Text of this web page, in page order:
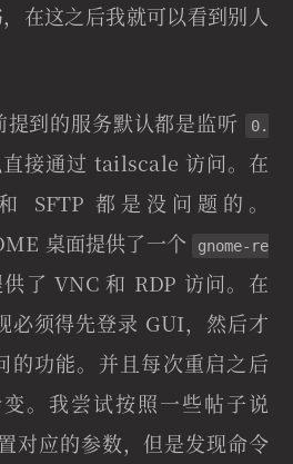
在这之后我就可以看到别人
到的服务默认都是监听 0.
接通过 tailscale 访问。在
SFTP 都是没问题的。
桌面提供了一个
gnome-re
了 VNC 和 RDP 访问。在
必须得先登录 GUI，然后才
的功能。并且每次重启之后
。我尝试按照一些帖子说
对应的参数，但是发现命令